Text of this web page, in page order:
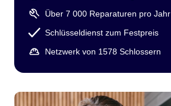
Über 7 000 Reparaturen pro Jahr
Schlüsseldienst zum Festpreis
Netzwerk von 1578 Schlossern